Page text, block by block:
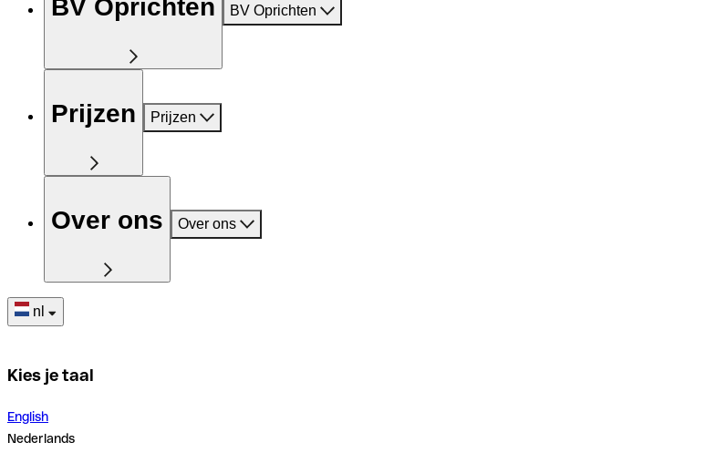
BV Oprichten BV Oprichten
Prijzen Prijzen
Over ons Over ons
nl
Kies je taal
English
Nederlands